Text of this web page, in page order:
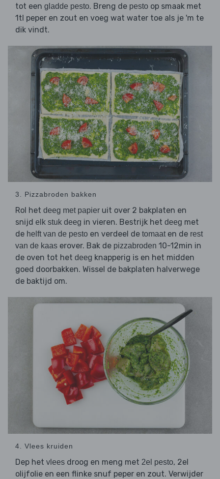
tot een gladde pesto. Breng de pesto op smaak met
1tl peper en zout en voeg wat water toe als je 'm te
dik vindt.
3. Pizzabroden bakken
Rol het deeg met papier uit over 2 bakplaten en
snijd elk stuk deeg in vieren. Bestrijk het deeg met
de helft van de pesto en verdeel de tomaaten de rest
van de kaas erover. Bak de pizzabroden 10-12min in
de oven tot het deeg knapperig is en het midden
goed doorbakken. Wissel de bakplaten halverwege
de baktijd om.
4. Vlees kruiden
Dep het vlees droog en meng met 2el pesto, 2el
olijfolie en een flinke snuf peper en zout. Verwijder